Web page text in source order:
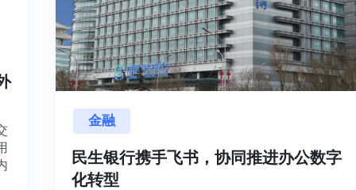
金融
民生银行携手飞书，协同推进办公数字
化转型